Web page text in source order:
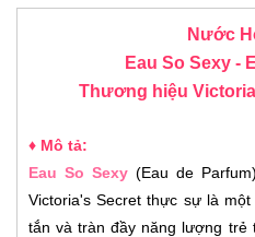
Nước
Eau So Sexy -
Thương hiệu
♦ Mô tả:
Eau So Sexy (Eau de
Victoria's Secret thực sự là
tắn và tràn đầy năng lượng trẻ